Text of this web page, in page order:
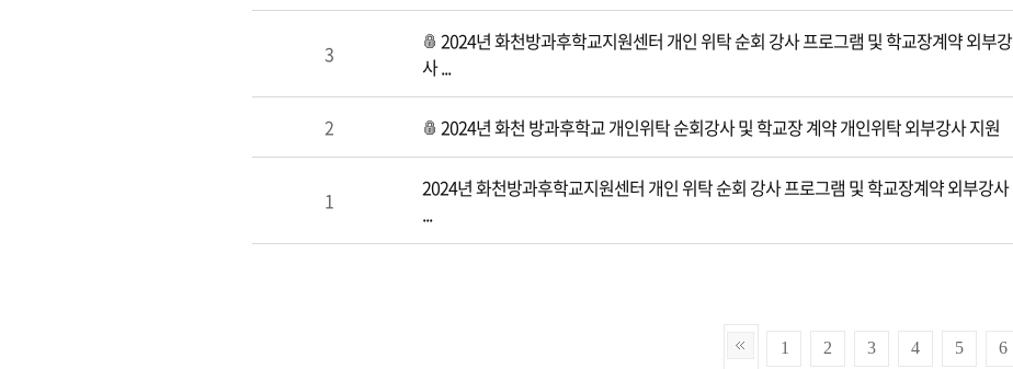
3
2024년 화천방과후학교지원센터 개인 위탁 순회 강사 프로그램 및 학교장계약 외부강
사 ...
2 2024년 화천 방과후학교 개인위탁 순회강사 및 학교장 계약 개인위탁 외부강사 지원
1
2024년 화천방과후학교지원센터 개인 위탁 순회 강사 프로그램 및 학교장계약 외부강사
...
1 2 3 4 5 6